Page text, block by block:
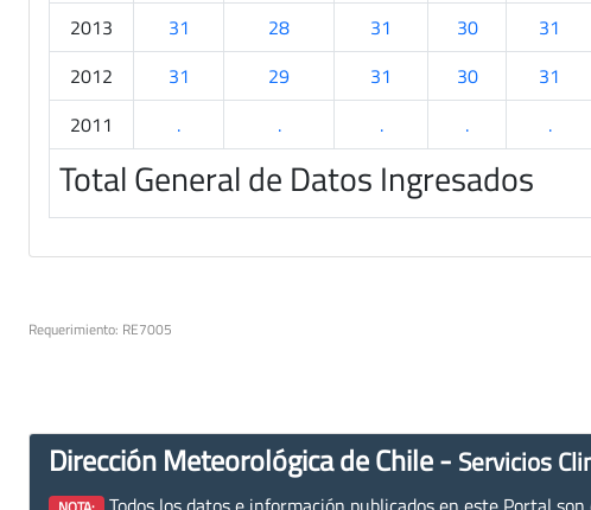
2013
31 28 31 30 31
2012
31 29 31 30 31
2011
. . . . .
Total General de Datos Ingresados
Requerimiento: RE7005
Dirección Meteorológica de Chile - Servicios